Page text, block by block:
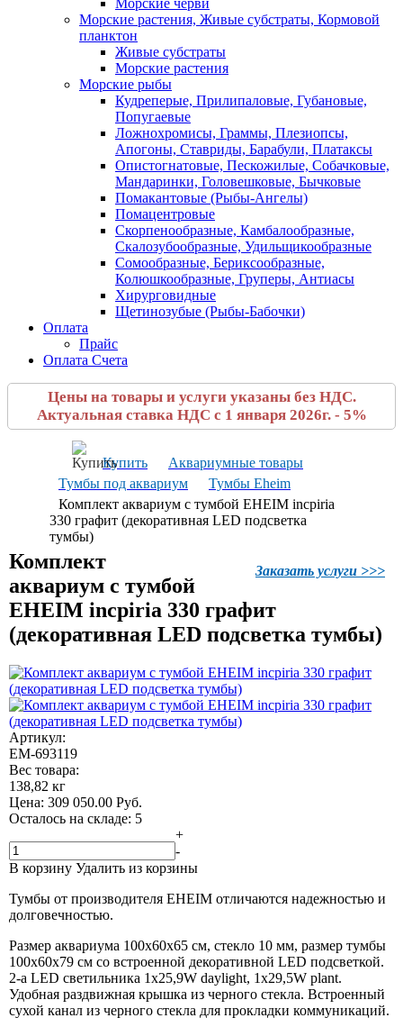
Морские черви
Морские растения, Живые субстраты, Кормовой
планктон
Живые субстраты
Морские растения
Морские рыбы
Кудреперые, Прилипаловые, Губановые,
Попугаевые
Ложнохромисы, Граммы, Плезиопсы,
Апогоны, Ставриды, Барабули, Платаксы
Опистогнатовые, Пескожилые, Собачковые,
Мандаринки, Головешковые, Бычковые
Помакантовые (Рыбы-Ангелы)
Помацентровые
Скорпенообразные, Камбалообразные,
Скалозубообразные, Удильщикообразные
Сомообразные, Бериксообразные,
Колюшкообразные, Груперы, Антиасы
Хирурговидные
Щетинозубые (Рыбы-Бабочки)
Оплата
Прайс
Оплата Счета
Цены на товары и услуги указаны без НДС.
Актуальная ставка НДС с 1 января 2026г. - 5%
Купить
Аквариумные товары
Тумбы под аквариум
Тумбы Eheim
Комплект аквариум с тумбой EHEIM incpiria
330 графит (декоративная LED подсветка
тумбы)
Заказать услуги >>>
Комплект
аквариум с тумбой
EHEIM incpiria 330 графит
(декоративная LED подсветка тумбы)
Артикул:
EM-693119
Вес товара:
138,82 кг
Цена: 309 050.00 Руб.
Осталось на складе: 5
+
-
В корзину Удалить из корзины
Тумбы от производителя EHEIM отличаются надежностью и
долговечностью.
Размер аквариума 100x60x65 см, стекло 10 мм, размер тумбы
100x60x79 см со встроенной декоративной LED подсветкой.
2-а LED светильника 1x25,9W daylight, 1x29,5W plant.
Удобная раздвижная крышка из черного стекла. Встроенный
сухой канал из черного стекла для прокладки коммуникаций.